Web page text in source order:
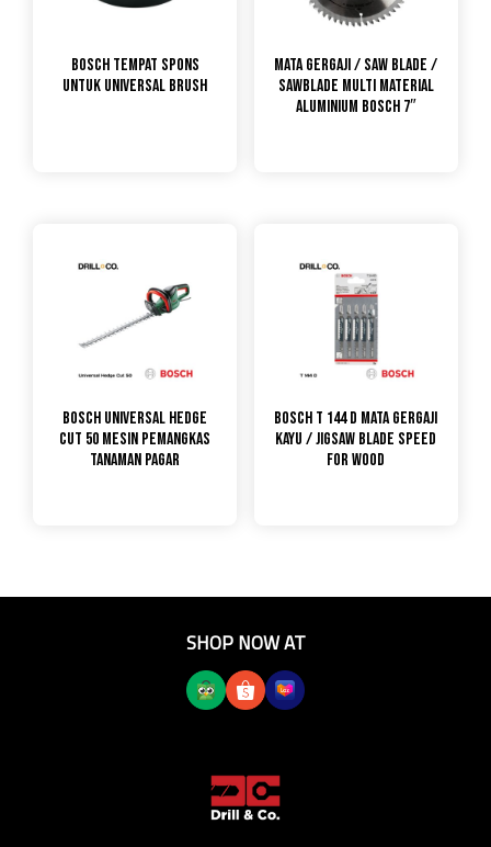
Bosch Tempat Spons
untuk Universal Brush
Mata Gergaji / Saw Blade /
Sawblade Multi Material
Aluminium Bosch 7″
Bosch Universal Hedge
Cut 50 Mesin Pemangkas
Tanaman Pagar
Bosch T 144 D Mata Gergaji
Kayu / Jigsaw Blade Speed
for Wood
SHOP NOW AT